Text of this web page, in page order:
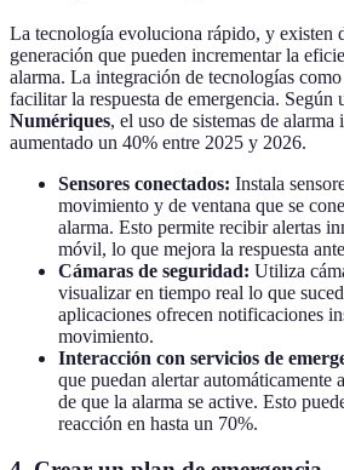
La tecnología evoluciona rápido, y existen
generación que pueden incrementar la
alarma. La integración de tecnologías como
facilitar la respuesta de emergencia. Según
Numériques, el uso de sistemas de alarma
aumentado un 40% entre 2025 y 2026.
Sensores conectados: Instala
movimiento y de ventana que se
alarma. Esto permite recibir alertas
móvil, lo que mejora la respuesta
Cámaras de seguridad: Utiliza
visualizar en tiempo real lo que
aplicaciones ofrecen notificaciones
movimiento.
Interacción con servicios de
que puedan alertar automáticamente
de que la alarma se active. Esto
reacción en hasta un 70%.